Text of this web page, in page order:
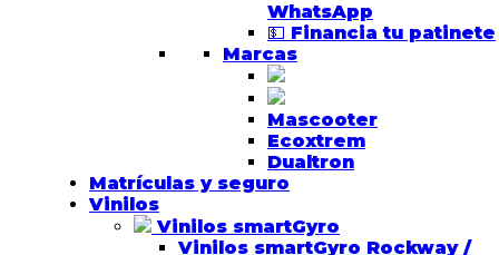
WhatsApp
💵 Financia tu patinete
Marcas
Mascooter
Ecoxtrem
Dualtron
Matrículas y seguro
Vinilos
Vinilos smartGyro
Vinilos smartGyro Rockway /